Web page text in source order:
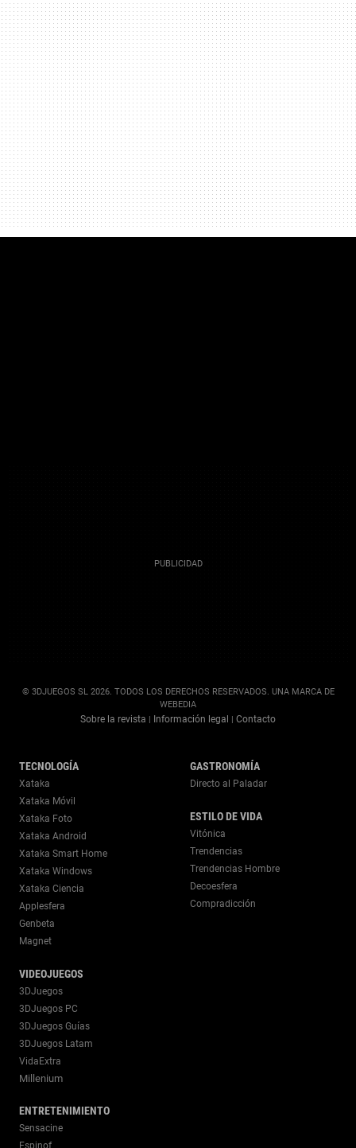
© 3DJUEGOS SL 2026. TODOS LOS DERECHOS RESERVADOS. UNA MARCA DE
WEBEDIA
Sobre la revista Información legal Contacto
TECNOLOGÍA
Xataka
Xataka Móvil
Xataka Foto
Xataka Android
Xataka Smart Home
Xataka Windows
Xataka Ciencia
Applesfera
Genbeta
Magnet
VIDEOJUEGOS
3DJuegos
3DJuegos PC
3DJuegos Guías
3DJuegos Latam
VidaExtra
Millenium
ENTRETENIMIENTO
Sensacine
GASTRONOMÍA
Directo al Paladar
ESTILO DE VIDA
Vitónica
Trendencias
Trendencias Hombre
Decoesfera
Compradicción